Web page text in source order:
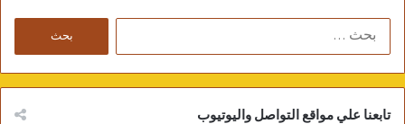
ح
تابعنا علي مواقع التواصل واليوتيوب